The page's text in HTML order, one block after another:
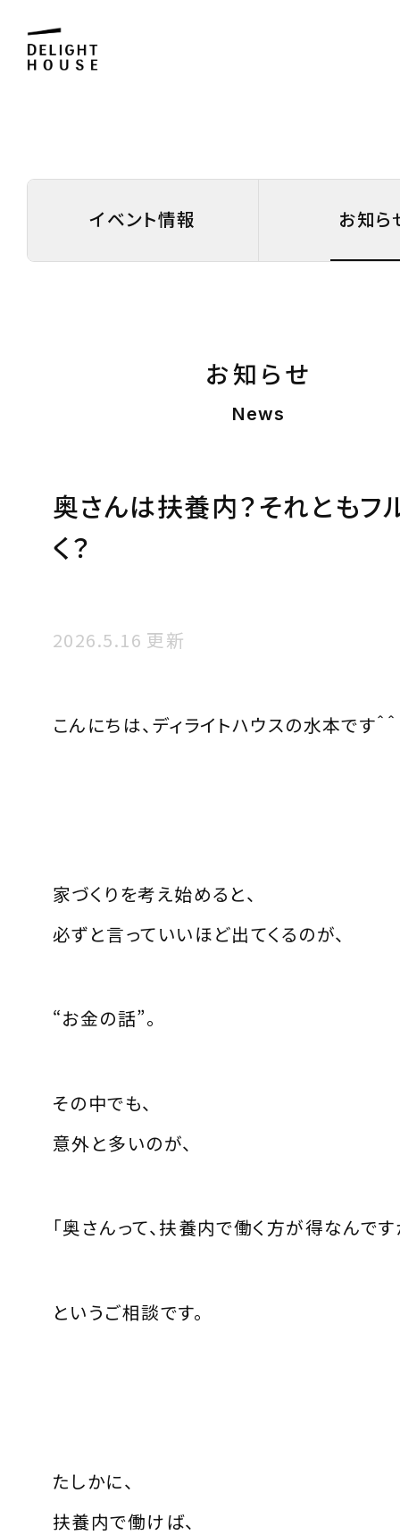
イベント情報 お知ら
お知らせ
News
奥さんは扶養内？それともフ
く？
2026.5.16 更新
こんにちは、ディライトハウスの水本です＾＾
家づくりを考え始めると、
必ずと言っていいほど出てくるのが、
“お金の話”。
その中でも、
意外と多いのが、
「奥さんって、扶養内で働く方が得なんです
というご相談です。
たしかに、
扶養内で働けば、